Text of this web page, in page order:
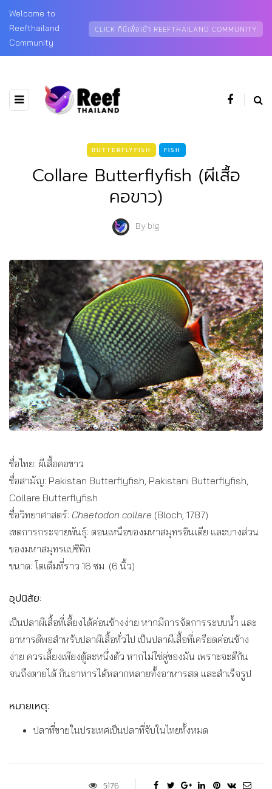
Welcome to
Reefthailand
Community
CLICK ที่นี่เพื่อเข้า REEFTHAILAND COMMUNITY
BUTTERFLYFISH FISH
Collare Butterflyfish (ผีเสื้อ
คอขาว)
Bybig
ชื่อไทย: ผีเสื้อคอขาว
ชื่อสามัญ: Pakistan Butterflyfish, Pakistani Butterflyfish,
Collare Butterflyfish
ชื่อวิทยาศาสตร์: Chaetodon collare (Bloch, 1787)
เขตการกระจายพันธุ์: ตอนเหนือของมหาสมุทรอินเดีย และบางส่วน
ของมหาสมุทรแปซิฟิก
ขนาด: โตเต็มที่ราว 16 ซม. (6 นิ้ว)
อุปนิสัย:
เป็นปลาผีเสื้อที่เลี้ยงได้ค่อนข้างง่าย หากมีการจัดการระบบน้ำ และ
อาหารดีพอสำหรับปลาผีเสื้อทั่วไป เป็นปลาผีเสื้อที่เครียดค่อนข้าง
ง่าย ควรเลี้ยงเพียงตู้ละหนึ่งตัว หากไม่ใช่คู่ของมัน เพราะจะตีกัน
จนถึงตายได้ กินอาหารได้หลากหลายทั้งอาหารสด และสำเร็จรูป
หมายเหตุ:
ปลาที่ขายในประเทศเป็นปลาที่จับในไทยทั้งหมด
5176